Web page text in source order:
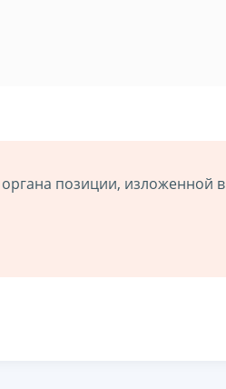
позиции, изложенной